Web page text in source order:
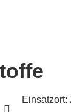
Einsatzort: